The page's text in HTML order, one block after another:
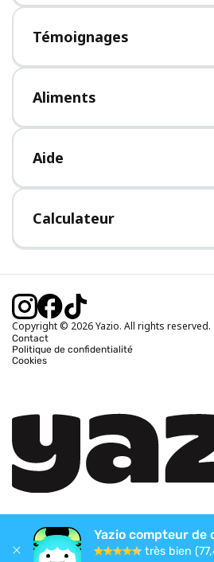
À propos de nous
Postes
Presse
Témoignages
Tous les témoignages
Aliments
Tous les aliments
Aide
Centre d'aide
Calculateur
Calcul IMC
Calcul poids idéal
Calcul calories brûlées
Copyright © 2026 Yazio. All rights reserved.
Contact
Politique de confidentialité
Cookies
Yazio compteur de
très bien